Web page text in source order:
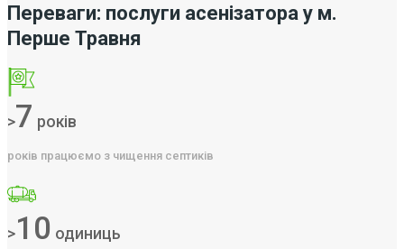
Переваги: послуги асенізатора у м.
Перше Травня
>7 років
років працюємо з чищення септиків
>10 одиниць